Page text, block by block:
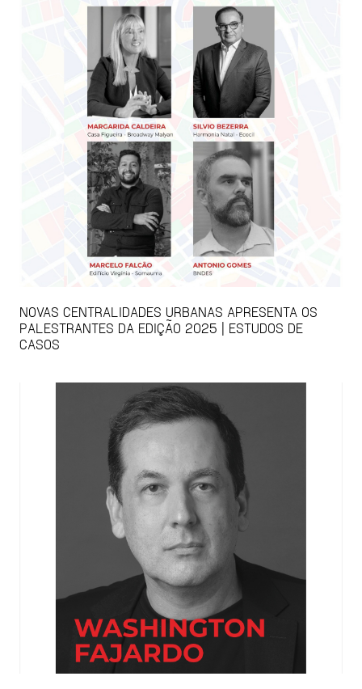
NOVAS CENTRALIDADES URBANAS APRESENTA OS
PALESTRANTES DA EDIÇÃO 2025 | ESTUDOS DE
CASOS